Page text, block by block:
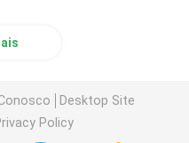
Desktop Site
Policy